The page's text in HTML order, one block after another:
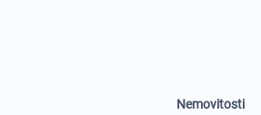
Nemovitosti